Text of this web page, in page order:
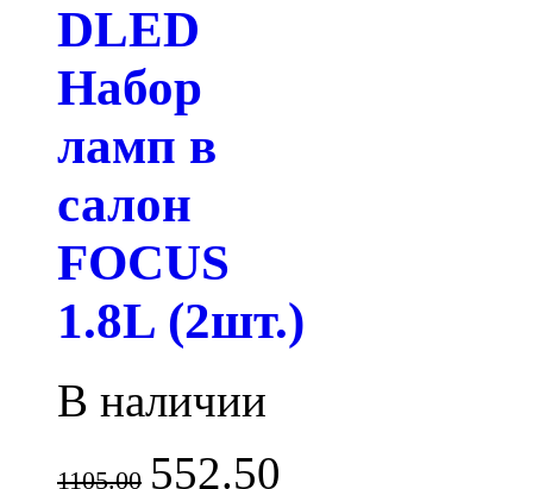
DLED
Набор
ламп в
салон
FOCUS
1.8L (2шт.)
В наличии
1105.00 552.50